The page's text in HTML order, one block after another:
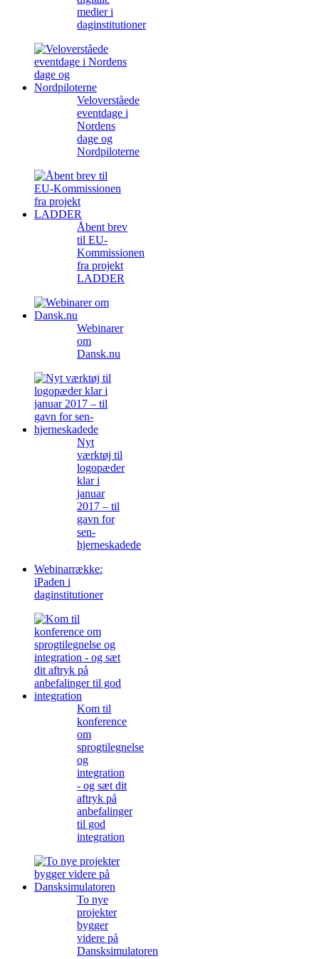
medier i
daginstitutioner
Veloverståede
eventdage i
Nordens
dage og
Nordpiloterne
Åbent brev
til EU-
Kommissionen
fra projekt
LADDER
Webinarer
om
Dansk.nu
Nyt
værktøj til
logopæder
klar i
januar
2017 – til
gavn for
sen-
hjerneskadede
Webinarrække:
iPaden i
daginstitutioner
Kom til
konference
om
sprogtilegnelse
og
integration
- og sæt dit
aftryk på
anbefalinger
til god
integration
To nye
projekter
bygger
videre på
Dansksimulatoren